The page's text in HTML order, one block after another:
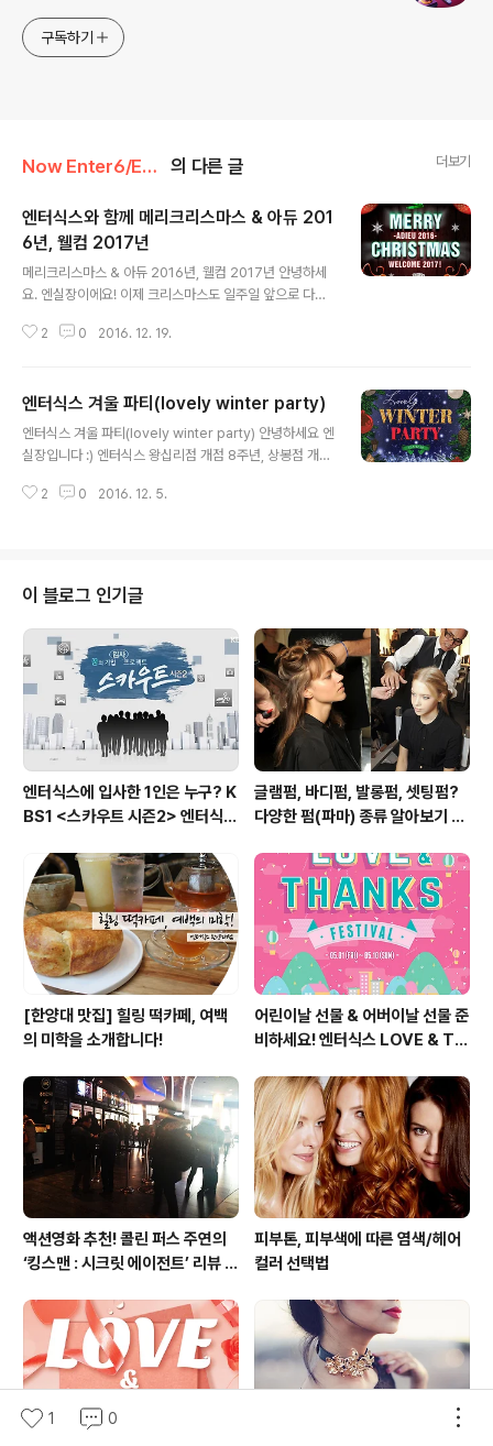
구독하기
Now Enter6/Enter6 Promotion 의 다른 글 더보기
엔터식스와 함께 메리크리스마스 & 아듀 201
6년, 웰컴 2017년
메리크리스마스 & 아듀 2016년, 웰컴 2017년 안녕하세
요. 엔실장이에요! 이제 크리스마스도 일주일 앞으로 다가
내는 것이 슬프면서도 2017년이 설레기도 한데요. 엔터식
[전점 주요 이벤트 살펴보기] 1. 영화 예매권 2매 증정 - 증
정기간: 12월 19일(월) ~ 22일(목) - 증정대상: 서프라이
즈 카드 회원 25만원 이상 구매 고객 ㅇ 2. 5% 상품교환
상: 서프라이즈 카드 회원 구매 고객 3. 롤케이크 증정 - 증
2 0 2016. 12. 19.
엔터식스 겨울 파티(lovely winter party)
엔터식스 겨울 파티(lovely winter party) 안녕하세요 엔
실장입니다 :) 엔터식스 왕십리점 개점 8주년, 상봉점 개점
아 '엔터식스 겨울 파티' 이벤트를 준비했으니, 기대 해주세
터식스 공식 홈페이지 2. 롤케이크 증정 - 증정기간: 12월
9일(금), 12월 16일(금)- 증정대상: 서프라이즈 카드 회원
구매 고객 3. 엔터식스 2017년 고급 다이어리 증정 - 증정
기간: 12월 5일(월) ~ 11일(일)- 증정대상: 서프라이..
2 0 2016. 12. 5.
이 블로그 인기글
엔터식스에 입사한 1인은 누구? K
BS1 <스카우트 시즌2> 엔터식스
글램펌, 바디펌, 발롱펌, 셋팅펌?
다양한 펌(파마) 종류 알아보기 여
[한양대 맛집] 힐링 떡카페, 여백
의 미학을 소개합니다!
어린이날 선물 & 어버이날 선물 준
비하세요! 엔터식스 LOVE & TH
~ 05.10]
액션영화 추천! 콜린 퍼스 주연의
‘킹스맨 : 시크릿 에이전트’ 리뷰 &
피부톤, 피부색에 따른 염색/헤어
컬러 선택법
1 0